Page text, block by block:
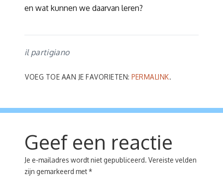
en wat kunnen we daarvan leren?
il partigiano
VOEG TOE AAN JE FAVORIETEN: PERMALINK.
Geef een reactie
Je e-mailadres wordt niet gepubliceerd. Vereiste velden
zijn gemarkeerd met*